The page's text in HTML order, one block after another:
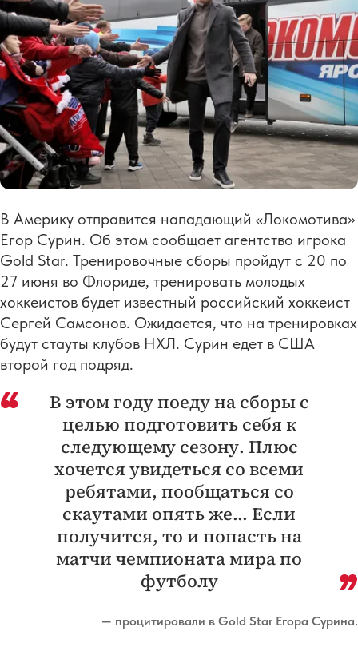
В Америку отправится нападающий «Локомотива»
Егор Сурин. Об этом сообщает агентство игрока
Gold Star. Тренировочные сборы пройдут с 20 по
27 июня во Флориде, тренировать молодых
хоккеистов будет известный российский хоккеист
Сергей Самсонов. Ожидается, что на тренировках
будут стауты клубов НХЛ. Сурин едет в США
второй год подряд.
В этом году поеду на сборы с
целью подготовить себя к
следующему сезону. Плюс
хочется увидеться со всеми
ребятами, пообщаться со
скаутами опять же... Если
получится, то и попасть на
матчи чемпионата мира по
футболу
— процитировали в Gold Star Егора Сурина.